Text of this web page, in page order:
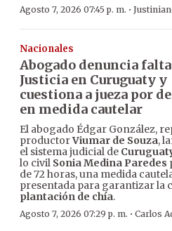
Agosto 7, 2026 07:45 p. m. ·
Nacionales
Abogado denuncia
Justicia en Curuguaty y
cuestiona a jueza por
en medida cautelar
El abogado Édgar González,
productorViumar de Souza,
el sistema judicial de
lo civil Sonia Medina Paredes
de 72 horas, una medida
presentada para garantizar la
plantación de chía.
Agosto 7, 2026 07:29 p. m. · Carlos